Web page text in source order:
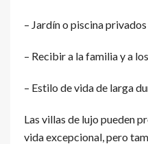
– Jardín o piscina privados
– Recibir a la familia y a
– Estilo de vida de larga
Las villas de lujo pueden
vida excepcional, pero